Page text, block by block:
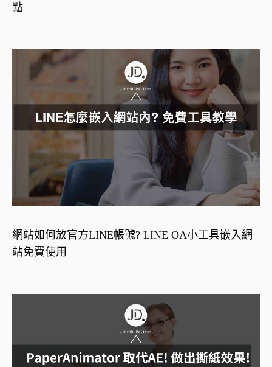
點
網站如何放官方LINE帳號? LINE OA小工具嵌入網
站免費使用